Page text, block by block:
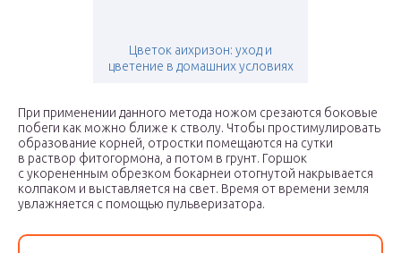
Цветок аихризон: уход и
цветение в домашних условиях
При применении данного метода ножом срезаются боковые
побеги как можно ближе к стволу. Чтобы простимулировать
образование корней, отростки помещаются на сутки
в раствор фитогормона, а потом в грунт. Горшок
с укорененным обрезком бокарнеи отогнутой накрывается
колпаком и выставляется на свет. Время от времени земля
увлажняется с помощью пульверизатора.